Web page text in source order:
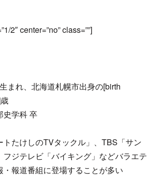
2″ center=”no” class=””]
まれ、北海道札幌市出身の[birth
史学科 卒
トたけしのTVタックル」、TBS「サン
フジテレビ「バイキング」などバラエテ
・報道番組に登場することが多い